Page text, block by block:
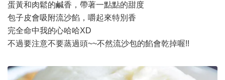
蛋黃和肉鬆的鹹香，帶著一點點的甜度
包子皮會吸附流沙餡，嚼起來特別香
完全命中我的心哈哈XD
不過要注意不要蒸過頭~~不然流沙包的餡會乾掉喔!!